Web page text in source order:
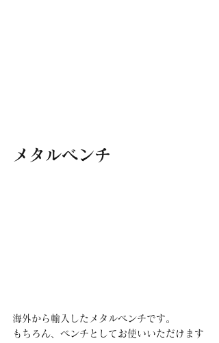
メタルベンチ
海外から輸入したメタルベンチです。
もちろん、ベンチとしてお使いいただけます